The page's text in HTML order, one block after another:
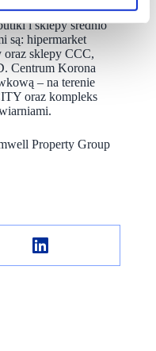
i sklepy średnio
są: hipermarket
oraz sklepy CCC,
Centrum Korona
– na terenie
oraz kompleks
Property Group